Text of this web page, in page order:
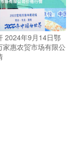
2024年9月14日鄂
家惠农贸市场有限公